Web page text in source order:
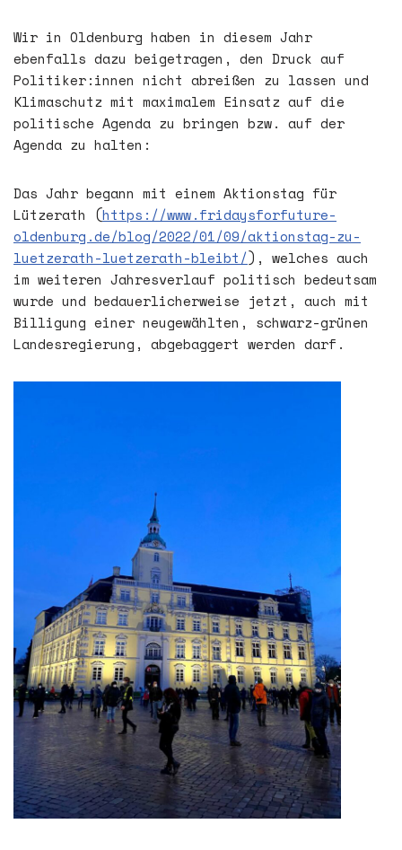
Wir in Oldenburg haben in diesem Jahr
ebenfalls dazu beigetragen, den Druck auf
Politiker:innen nicht abreißen zu lassen und
Klimaschutz mit maximalem Einsatz auf die
politische Agenda zu bringen bzw. auf der
Agenda zu halten:
Das Jahr begann mit einem Aktionstag für
Lützerath (https://www.fridaysforfuture-
oldenburg.de/blog/2022/01/09/aktionstag-zu-
luetzerath-luetzerath-bleibt/), welches auch
im weiteren Jahresverlauf politisch bedeutsam
wurde und bedauerlicherweise jetzt, auch mit
Billigung einer neugewählten, schwarz-grünen
Landesregierung, abgebaggert werden darf.